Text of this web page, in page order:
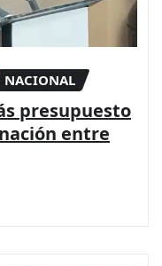
NACIONAL
presupuesto
entre